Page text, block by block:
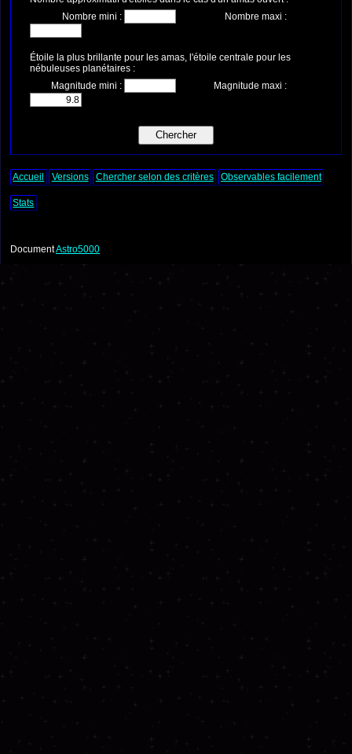
Nombre mini :
Nombre maxi :
Étoile la plus brillante pour les amas, l'étoile centrale pour les
nébuleuses planétaires :
Magnitude mini :
Magnitude maxi :
Accueil Versions Chercher selon des critères Observables facilement
Stats
DocumentAstro5000